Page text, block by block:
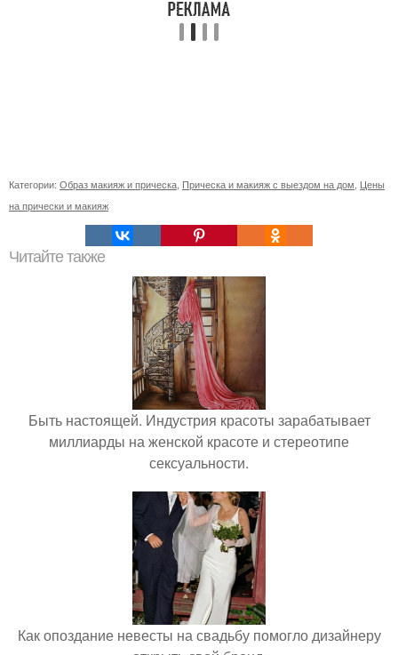
Категории: Образ макияж и прическа Прическа и макияж с выездом на дом Цены
на прически и макияж
Читайте также
Быть настоящей. Индустрия красоты зарабатывает
миллиарды на женской красоте и стереотипе
сексуальности.
Как опоздание невесты на свадьбу помогло дизайнеру